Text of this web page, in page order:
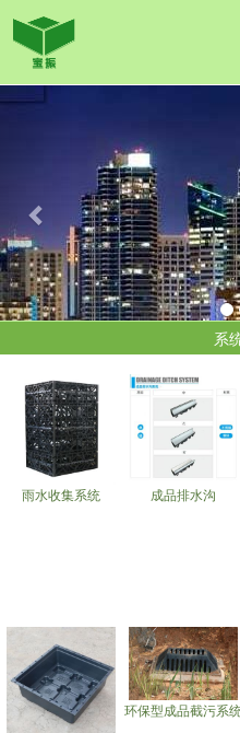
Previous
系
雨水收集系统 成品排水沟
环保型成品截污系